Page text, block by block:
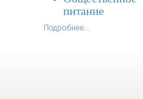
питание
Подробнее...